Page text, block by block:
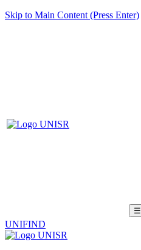
Skip to Main Content (Press Enter)
☰
UNIFIND